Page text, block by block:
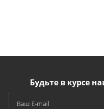
Будьте в курсе